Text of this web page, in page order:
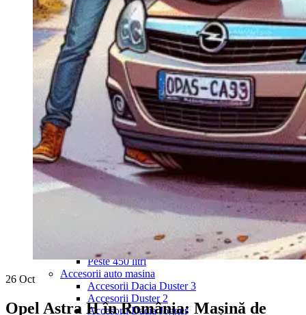
Navigație Mercedes Sprinter
Passat
Navigație Passat B5
Navigație Passat B5 5
Navigație Passat B6
Navigație Passat B7
Navigație Passat B8
Navigație Passat CC
Skoda
Navigație Skoda Fabia 1
Navigație Skoda Fabia 2
Navigație Skoda Octavia 1
Navigație Skoda Octavia 2
Navigație Skoda Octavia 3
Navigație Skoda Rapid
Navigație Skoda Superb 1
Navigație Skoda Superb 2
Navigație Toyota Avensis T25
Peste 350 Litri
Peste 450 litri
Accesorii auto masina
Accesorii Dacia Duster 3
Accesorii Duster 2
Accesorii Dacia Jogger
26 Oct
Opel Astra H în România: Mașină de